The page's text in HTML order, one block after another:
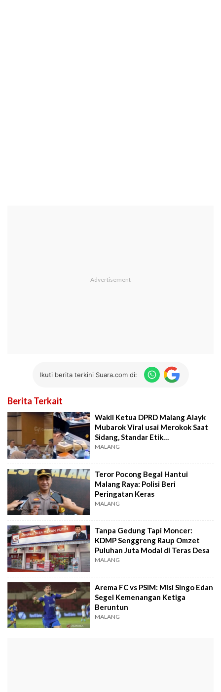
Ikuti berita terkini Suara.com di:
Berita Terkait
Wakil Ketua DPRD Malang Alayk
Mubarok Viral usai Merokok Saat
Sidang, Standar Etik
Dipertanyakan
MALANG
Teror Pocong Begal Hantui
Malang Raya: Polisi Beri
Peringatan Keras
MALANG
Tanpa Gedung Tapi Moncer:
KDMP Senggreng Raup Omzet
Puluhan Juta Modal di Teras Desa
MALANG
Arema FC vs PSIM: Misi Singo Edan
Segel Kemenangan Ketiga
Beruntun
MALANG